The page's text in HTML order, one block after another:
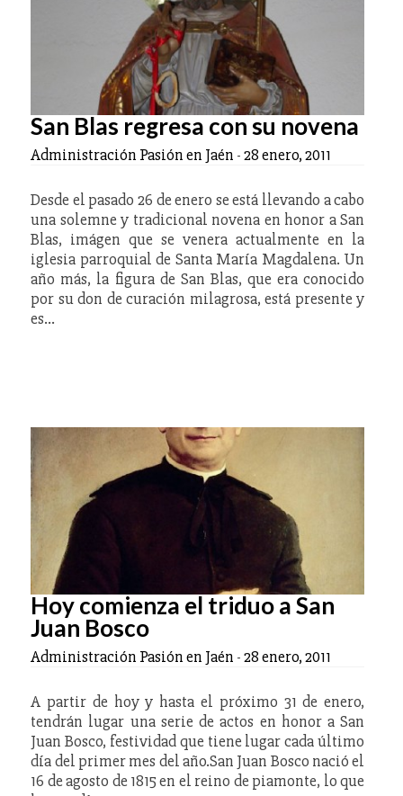
San Blas regresa con su novena
Administración Pasión en Jaén -28 enero, 2011
Desde el pasado 26 de enero se está llevando a cabo
una solemne y tradicional novena en honor a San
Blas, imágen que se venera actualmente en la
iglesia parroquial de Santa María Magdalena. Un
año más, la figura de San Blas, que era conocido
por su don de curación milagrosa, está presente y
es…
Hoy comienza el triduo a San
Juan Bosco
Administración Pasión en Jaén -28 enero, 2011
A partir de hoy y hasta el próximo 31 de enero,
tendrán lugar una serie de actos en honor a San
Juan Bosco, festividad que tiene lugar cada último
día del primer mes del año.San Juan Bosco nació el
16 de agosto de 1815 en el reino de piamonte, lo que